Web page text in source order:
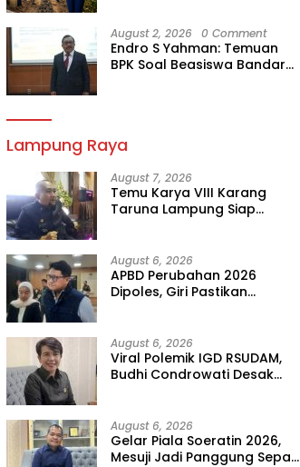
August 2, 2026 0 Comment
Endro S Yahman: Temuan
BPK Soal Beasiswa Bandar
Lampung Raya
August 7, 2026
Temu Karya VIII Karang
Taruna Lampung Siap
August 6, 2026
APBD Perubahan 2026
Dipoles, Giri Pastikan
August 6, 2026
Viral Polemik IGD RSUDAM,
Budhi Condrowati Desak
August 6, 2026
Gelar Piala Soeratin 2026,
Mesuji Jadi Panggung Sepak